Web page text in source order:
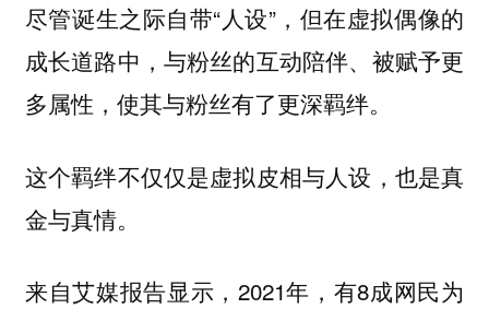
尽管诞生之际自带“人设”，但在虚拟偶像的
成长道路中，与粉丝的互动陪伴、被赋予更
多属性，使其与粉丝有了更深羁绊。
这个羁绊不仅仅是虚拟皮相与人设，也是真
金与真情。
来自艾媒报告显示，2021年，有8成网民为